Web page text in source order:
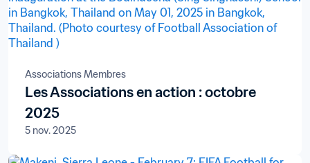
Associations Membres
Les Associations en action : octobre
2025
5 nov. 2025